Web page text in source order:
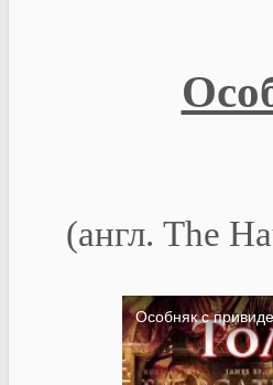
(англ. The